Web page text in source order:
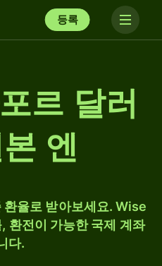
등록
르 달러
엔
율로 받아보세요. Wise
환전이 가능한 국제 계좌
다.